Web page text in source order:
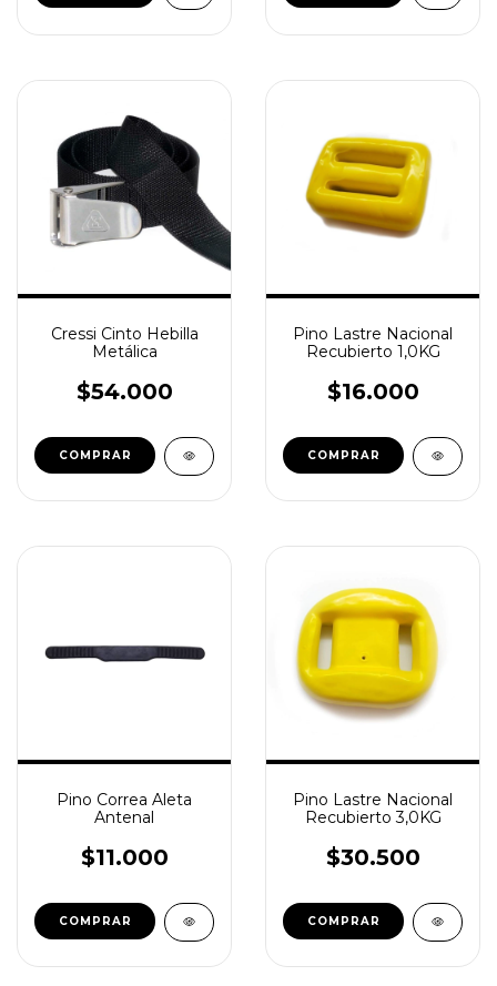
Cressi Cinto Hebilla
Metálica
$54.000
COMPRAR
Pino Lastre Nacional
Recubierto 1,0KG
$16.000
COMPRAR
Pino Correa Aleta
Antenal
$11.000
COMPRAR
Pino Lastre Nacional
Recubierto 3,0KG
$30.500
COMPRAR